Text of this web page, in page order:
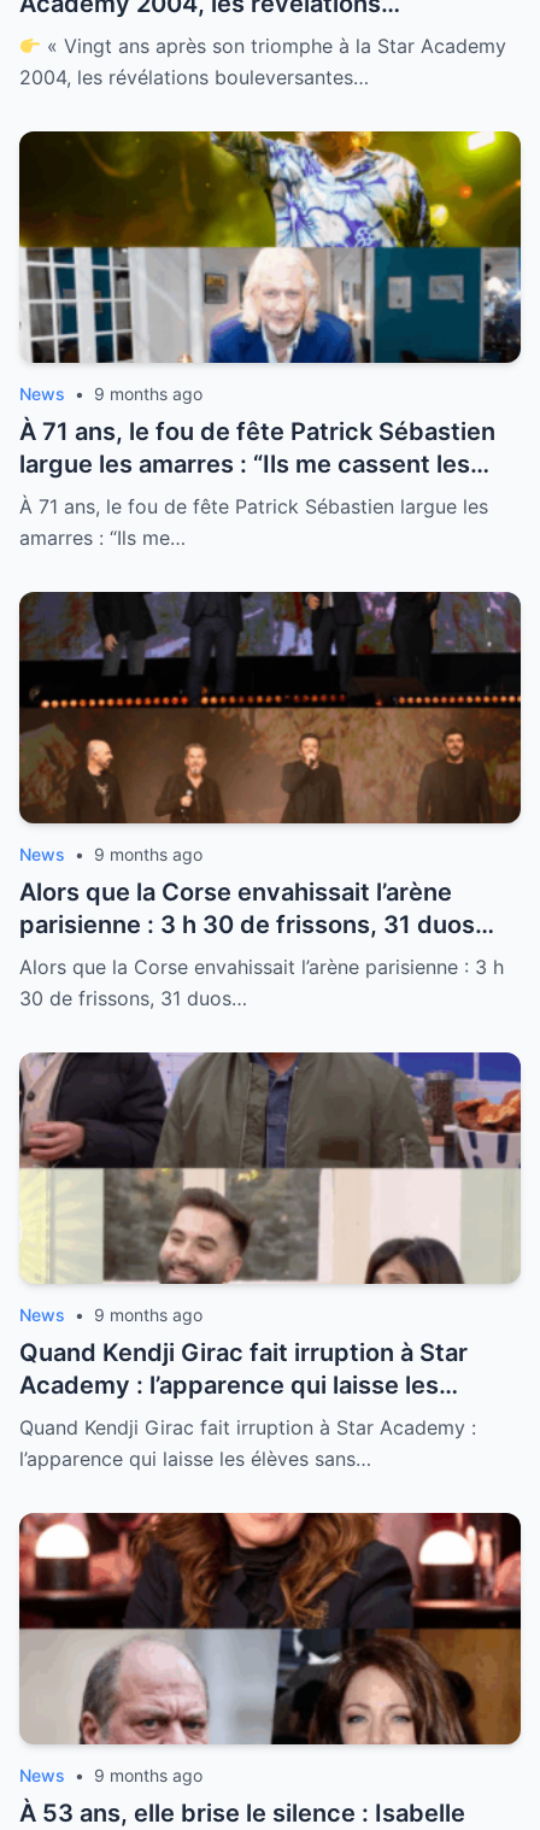
bouleversantes sur Grégory Lemarchal :
promesses, larmes, secrets et le destin
« Vingt ans après son triomphe à la Star Academy
2004, les révélations bouleversantes…
News • 9 months ago
À 71 ans, le fou de fête Patrick Sébastien
largue les amarres : “Ils me cassent les
couilles !”, il quitte le Lot pour implanter
son « Plus Petit Cabaret du Monde » au fin
À 71 ans, le fou de fête Patrick Sébastien largue les
amarres : “Ils me…
News • 9 months ago
Alors que la Corse envahissait l’arène
parisienne : 3 h 30 de frissons, 31 duos
inoubliables, le cœur de Pagny qui bat, et
les larmes de Fiori qui coulent
Alors que la Corse envahissait l’arène parisienne : 3 h
30 de frissons, 31 duos…
News • 9 months ago
Quand Kendji Girac fait irruption à Star
Academy : l’apparence qui laisse les
élèves sans voix et déclenche des
murmures « Il est encore plus beau en vrai
Quand Kendji Girac fait irruption à Star Academy :
l’apparence qui laisse les élèves sans…
News • 9 months ago
À 53 ans, elle brise le silence : Isabelle